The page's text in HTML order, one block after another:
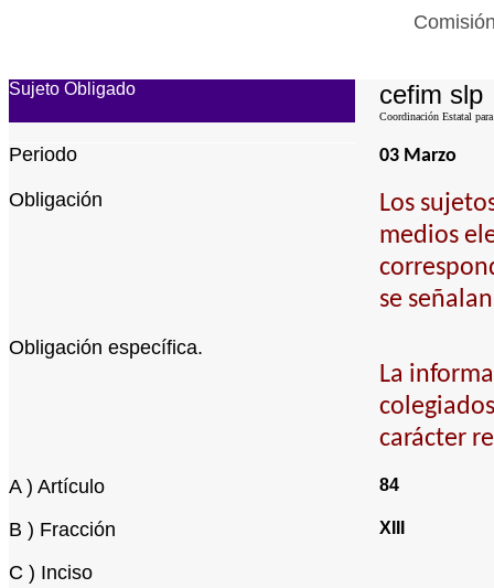
Sujeto Obligado cefim slp
Coordinación Estatal
Periodo 03 Marzo
Obligación
Los
medios
se señalan
Obligación específica.
La
carácter
A ) Artículo 84
B ) Fracción XIII
C ) Inciso